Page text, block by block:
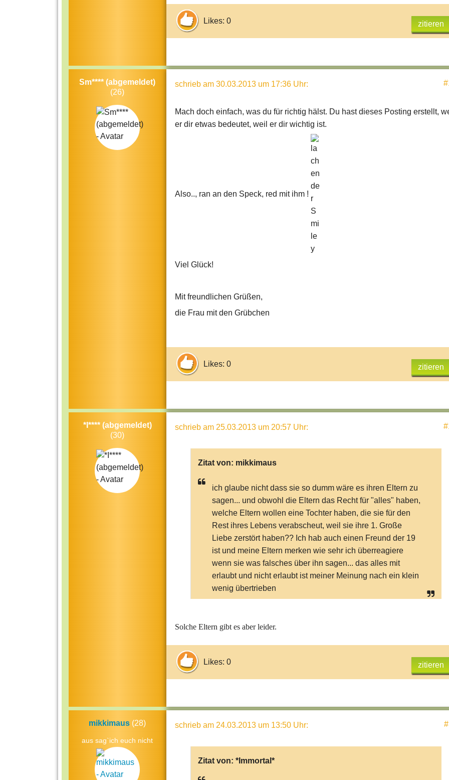
Likes: 0 zitieren
Sm**** (abgemeldet)
(26)
schrieb am 30.03.2013 um 17:36 Uhr:
Mach doch einfach, was du für richtig hälst. Du hast dieses Posting erstellt,
er dir etwas bedeutet, weil er dir wichtig ist.
Also.., ran an den Speck, red mit ihm !
Viel Glück!
Mit freundlichen Grüßen,
die Frau mit den Grübchen
Likes: 0 zitieren
*I**** (abgemeldet)
(30)
schrieb am 25.03.2013 um 20:57 Uhr:
Zitat von: mikkimaus
ich glaube nicht dass sie so dumm wäre es ihren Eltern zu
sagen... und obwohl die Eltern das Recht für "alles" haben,
welche Eltern wollen eine Tochter haben, die sie für den
Rest ihres Lebens verabscheut, weil sie ihre 1. Große
Liebe zerstört haben?? Ich hab auch einen Freund der 19
ist und meine Eltern merken wie sehr ich überreagiere
wenn sie was falsches über ihn sagen... das alles mit
erlaubt und nicht erlaubt ist meiner Meinung nach ein klein
wenig übertrieben
Solche Eltern gibt es aber leider.
Likes: 0 zitieren
mikkimaus (28)
aus sag`ich euch nicht
schrieb am 24.03.2013 um 13:50 Uhr:
Zitat von: *Immortal*